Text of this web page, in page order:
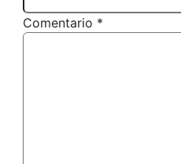
Comentario *